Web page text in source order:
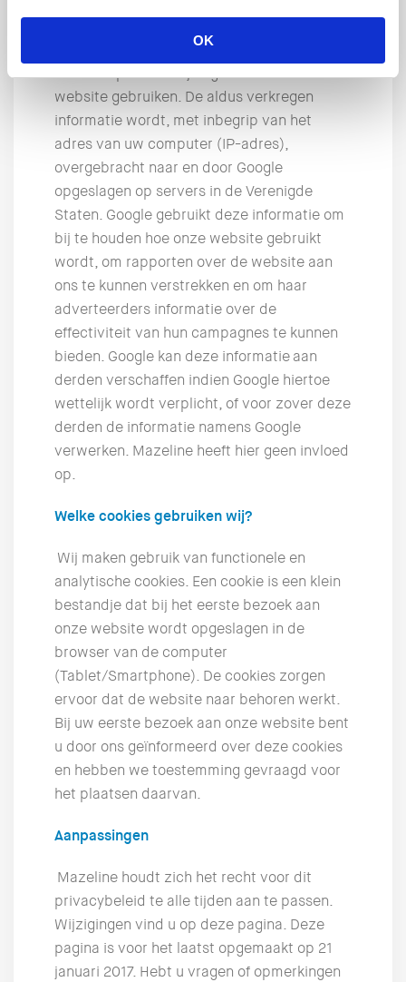
OK
gemaakt van Google Analytics om bij te
houden op welke wijze gebruikers de
website gebruiken. De aldus verkregen
informatie wordt, met inbegrip van het
adres van uw computer (IP-adres),
overgebracht naar en door Google
opgeslagen op servers in de Verenigde
Staten. Google gebruikt deze informatie om
bij te houden hoe onze website gebruikt
wordt, om rapporten over de website aan
ons te kunnen verstrekken en om haar
adverteerders informatie over de
effectiviteit van hun campagnes te kunnen
bieden. Google kan deze informatie aan
derden verschaffen indien Google hiertoe
wettelijk wordt verplicht, of voor zover deze
derden de informatie namens Google
verwerken. Mazeline heeft hier geen invloed
op.
Welke cookies gebruiken wij?
Wij maken gebruik van functionele en
analytische cookies. Een cookie is een klein
bestandje dat bij het eerste bezoek aan
onze website wordt opgeslagen in de
browser van de computer
(Tablet/Smartphone). De cookies zorgen
ervoor dat de website naar behoren werkt.
Bij uw eerste bezoek aan onze website bent
u door ons geïnformeerd over deze cookies
en hebben we toestemming gevraagd voor
het plaatsen daarvan.
Aanpassingen
Mazeline houdt zich het recht voor dit
privacybeleid te alle tijden aan te passen.
Wijzigingen vind u op deze pagina. Deze
pagina is voor het laatst opgemaakt op 21
januari 2017. Hebt u vragen of opmerkingen